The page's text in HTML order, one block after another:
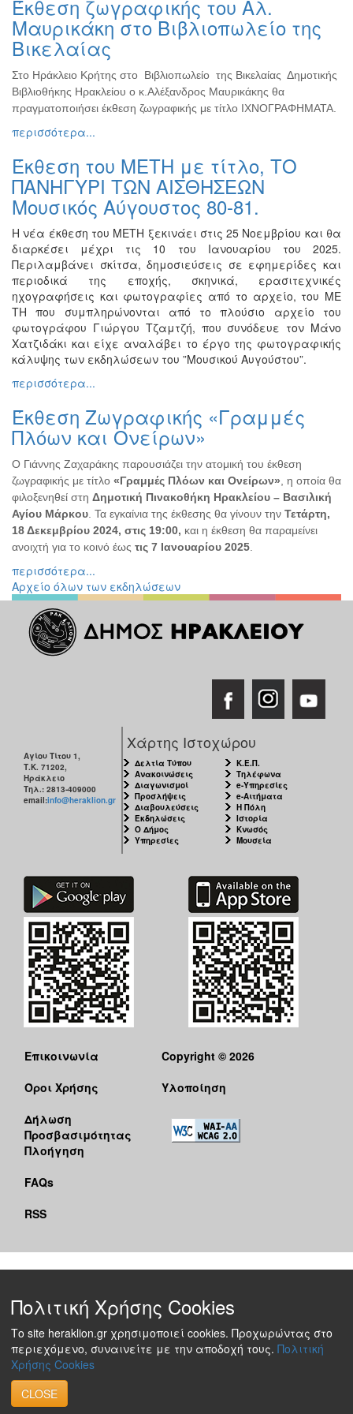
Ζωγραφική
Φωτογραφία
Τραγούδι
Μουσική
Κινηματογράφος
Χορός
Παζάρι
Ειδών
Συνέδρια
Ημερίδες
-
Διημερίδες
Σεμινάρια-
Διαλέξεις-
Ομιλίες
Διάφορες
Εκθέσεις
Εκδηλώσεις
Παιδιά
Άλλες
Εκδηλώσεις
ΤΟΠΟΣ
Ο
ΔΗΜΟΣ
ΠΟΛΙΤΙΣΜΟΣ
Έκθεση ζωγραφικής του Αλ.
Μαυρικάκη στο Βιβλιοπωλείο της
Βικελαίας
Στο Ηράκλειο Κρήτης στο Βιβλιοπωλείο της Βικελαίας Δημοτικής
Βιβλιοθήκης Ηρακλείου ο κ.Αλέξανδρος Μαυρικάκης θα
πραγματοποιήσει έκθεση ζωγραφικής με τίτλο ΙΧΝΟΓΡΑΦΗΜΑΤΑ.
περισσότερα...
Έκθεση του ΜΕΤΗ με τίτλο, ΤΟ
ΠΑΝΗΓΥΡΙ ΤΩΝ ΑΙΣΘΗΣΕΩΝ
Μουσικός Αύγουστος 80-81.
Η νέα έκθεση του ΜΕΤΗ ξεκινάει στις 25 Νοεμβρίου και θα
διαρκέσει μέχρι τις 10 του Ιανουαρίου του 2025.
Περιλαμβάνει σκίτσα, δημοσιεύσεις σε εφημερίδες και
περιοδικά της εποχής, σκηνικά, ερασιτεχνικές
ηχογραφήσεις και φωτογραφίες από το αρχείο, του ΜΕ
ΤΗ που συμπληρώνονται από το πλούσιο αρχείο του
φωτογράφου Γιώργου Τζαμτζή, που συνόδευε τον Μάνο
Χατζιδάκι και είχε αναλάβει το έργο της φωτογραφικής
κάλυψης των εκδηλώσεων του ”Μουσικού Αυγούστου”.
περισσότερα...
Έκθεση Ζωγραφικής «Γραμμές
Πλόων και Ονείρων»
Ο Γιάννης Ζαχαράκης παρουσιάζει την ατομική του έκθεση
ζωγραφικής με τίτλο «Γραμμές Πλόων και Ονείρων» , η οποία θα
φιλοξενηθεί στη Δημοτική Πινακοθήκη Ηρακλείου – Βασιλική
Αγίου Μάρκου . Τα εγκαίνια της έκθεσης θα γίνουν την Τετάρτη,
18 Δεκεμβρίου 2024, στις 19:00, και η έκθεση θα παραμείνει
ανοιχτή για το κοινό έως τις 7 Ιανουαρίου 2025
περισσότερα...
Αρχείο όλων των εκδηλώσεων
Αγίου Τίτου 1,
Τ.Κ. 71202,
Ηράκλειο
Τηλ.: 2813-409000
email:info@heraklion.gr
Χάρτης Ιστοχώρου
Δελτία Τύπου
Ανακοινώσεις
Διαγωνισμοί
Προσλήψεις
Διαβουλεύσεις
Εκδηλώσεις
Ο Δήμος
Υπηρεσίες
Κ.Ε.Π.
Τηλέφωνα
e-Υπηρεσίες
e-Αιτήματα
Η Πόλη
Ιστορία
Κνωσός
Μουσεία
Επικοινωνία
Όροι Χρήσης
Δήλωση
Προσβασιμότητας
Πλοήγηση
FAQs
RSS
Copyright © 2026
Υλοποίηση
Πολιτική Χρήσης Cookies
Το site heraklion.gr χρησιμοποιεί cookies. Προχωρώντας στο
περιεχόμενο, συναινείτε με την αποδοχή τους. Πολιτική
Χρήσης Cookies
CLOSE